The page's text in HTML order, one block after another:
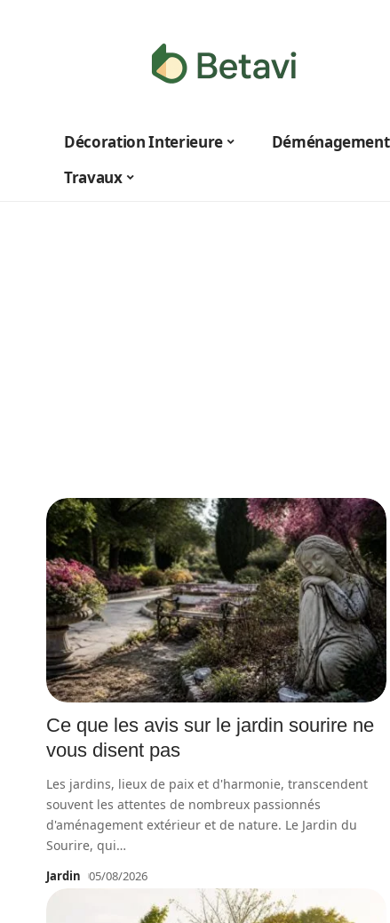
Décoration Interieure Déménagement
Travaux
Ce que les avis sur le jardin sourire ne
vous disent pas
Les jardins, lieux de paix et d'harmonie, transcendent
souvent les attentes de nombreux passionnés
d'aménagement extérieur et de nature. Le Jardin du
Sourire, qui…
Jardin 05/08/2026